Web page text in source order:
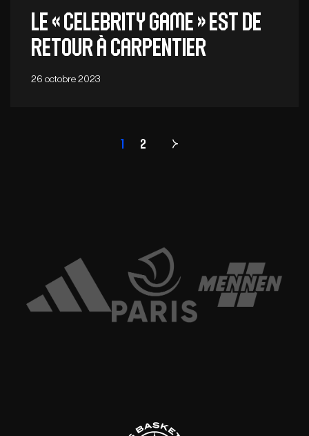
Le « Celebrity Game » est de
retour à Carpentier
26 octobre 2023
Page
1 2